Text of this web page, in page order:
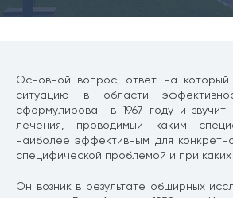
Основной вопрос, ответ на который
ситуацию в области
сформулирован в 1967 году и
лечения, проводимый каким
наиболее эффективным для
специфической проблемой и при каких
Он возник в результате обширных